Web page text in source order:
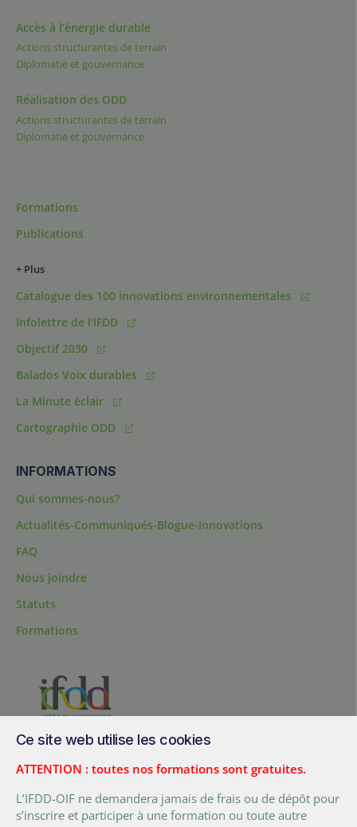
Accès à l’énergie durable
Actions structurantes de terrain
Diplomatie et gouvernance
Réalisation des ODD
Actions structurantes de terrain
Diplomatie et gouvernance
Formations
Publications
+ Plus
Catalogue des 100 innovations environnementales
Infolettre de l'IFDD
Objectif 2030
Balados Voix durables
La Minute éclair
Cartographie ODD
INFORMATIONS
Qui sommes-nous?
Actualités-Communiqués-Blogue-Innovations
FAQ
Nous joindre
Statuts
Formations
Canada
Tél. :+ (1) 418 692 5727
Fax :+ (1) 418 692 5644
Ce site web utilise les cookies
ATTENTION : toutes nos formations sont gratuites.
L’IFDD-OIF ne demandera jamais de frais ou de dépôt pour
s’inscrire et participer à une formation ou toute autre